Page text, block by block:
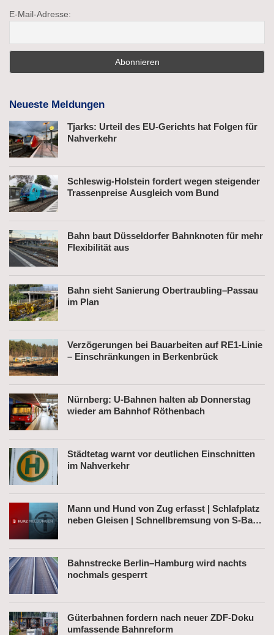
E-Mail-Adresse:
Neueste Meldungen
Tjarks: Urteil des EU-Gerichts hat Folgen für
Nahverkehr
Schleswig-Holstein fordert wegen steigender
Trassenpreise Ausgleich vom Bund
Bahn baut Düsseldorfer Bahnknoten für mehr
Flexibilität aus
Bahn sieht Sanierung Obertraubling–Passau
im Plan
Verzögerungen bei Bauarbeiten auf RE1-Linie
– Einschränkungen in Berkenbrück
Nürnberg: U-Bahnen halten ab Donnerstag
wieder am Bahnhof Röthenbach
Städtetag warnt vor deutlichen Einschnitten
im Nahverkehr
Mann und Hund von Zug erfasst | Schlafplatz
neben Gleisen | Schnellbremsung von S-Bahn
Bahnstrecke Berlin–Hamburg wird nachts
nochmals gesperrt
Güterbahnen fordern nach neuer ZDF-Doku
umfassende Bahnreform